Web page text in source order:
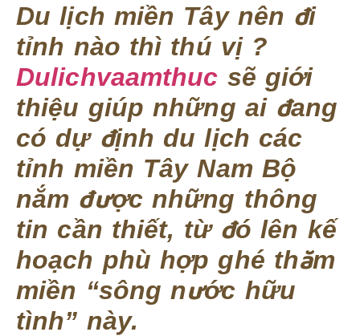
Du lịch miền Tây nên đi
tỉnh nào thì thú vị ?
Dulichvaamthuc sẽ giới
thiệu giúp những ai đang
có dự định du lịch các
tỉnh miền Tây Nam Bộ
nắm được những thông
tin cần thiết, từ đó lên kế
hoạch phù hợp ghé thăm
miền “sông nước hữu
tình” này.